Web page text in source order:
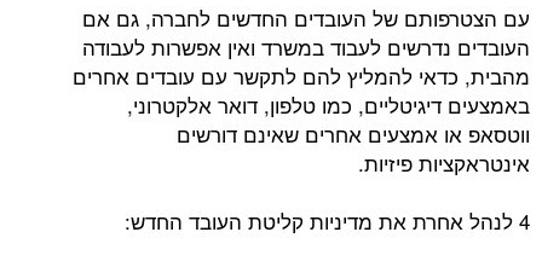
עם הצטרפותם של העובדים החדשים לחברה, גם אם
העובדים נדרשים לעבוד במשרד ואין אפשרות לעבודה
מהבית, כדאי להמליץ להם לתקשר עם עובדים אחרים
באמצעים דיגיטליים, כמו טלפון, דואר אלקטרוני,
ווטסאפ או אמצעים אחרים שאינם דורשים
אינטראקציות פיזיות.
4 לנהל אחרת את מדיניות קליטת העובד החדש: